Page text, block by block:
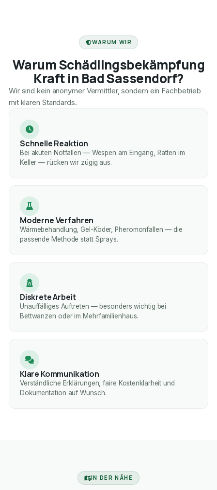
WARUM WIR
Warum Schädlingsbekämpfung
Kraft in Bad Sassendorf?
Wir sind kein anonymer Vermittler, sondern ein Fachbetrieb
mit klaren Standards.
Schnelle Reaktion
Bei akuten Notfällen — Wespen am Eingang, Ratten im
Keller — rücken wir zügig aus.
Moderne Verfahren
Wärmebehandlung, Gel-Köder, Pheromonfallen — die
passende Methode statt Sprays.
Diskrete Arbeit
Unauffälliges Auftreten — besonders wichtig bei
Bettwanzen oder im Mehrfamilienhaus.
Klare Kommunikation
Verständliche Erklärungen, faire Kostenklarheit und
Dokumentation auf Wunsch.
IN DER NÄHE